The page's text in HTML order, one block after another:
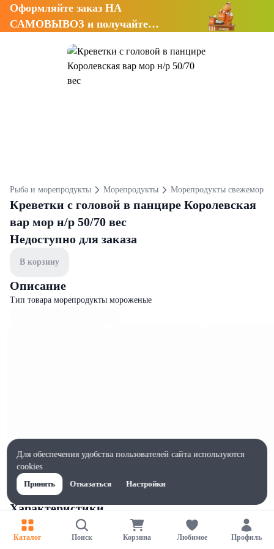
Оформляйте заказ НА
САМОВЫВОЗ и получайте
Рыба и морепродукты Морепродукты Морепродукты
Креветки с головой в панцире Королевская
вар мор н/р 50/70 вес
Недоступно для заказа
В корзину
Описание
Тип товара морепродукты мороженые
Характеристики
Ширина, мм
180
Каталог Поиск Корзина Любимое Профиль
Для обеспечения удобства пользователей сайта используются
cookies
Принять
Отказаться Настройки